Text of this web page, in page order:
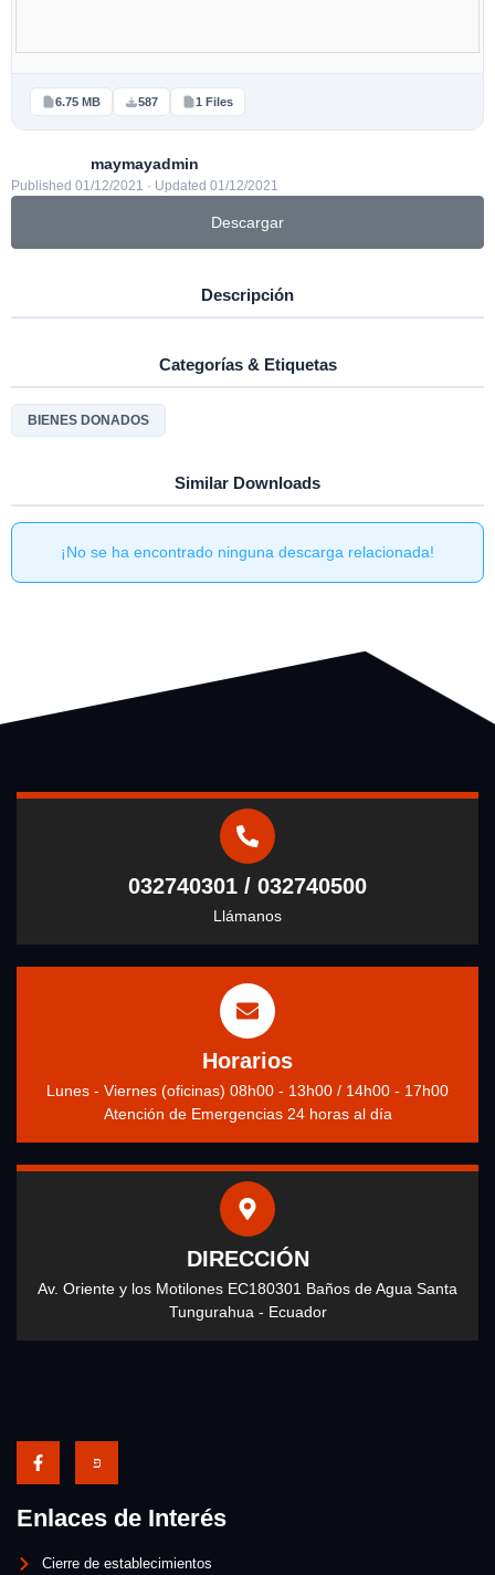
6.75 MB 587 1 Files
maymayadmin
Published 01/12/2021 · Updated 01/12/2021
Descargar
Descripción
Categorías & Etiquetas
BIENES DONADOS
Similar Downloads
¡No se ha encontrado ninguna descarga relacionada!
032740301 / 032740500
Llámanos
Horarios
Lunes - Viernes (oficinas) 08h00 - 13h00 / 14h00 - 17h00
Atención de Emergencias 24 horas al día
DIRECCIÓN
Av. Oriente y los Motilones EC180301 Baños de Agua Santa
Tungurahua - Ecuador
Enlaces de Interés
Cierre de establecimientos